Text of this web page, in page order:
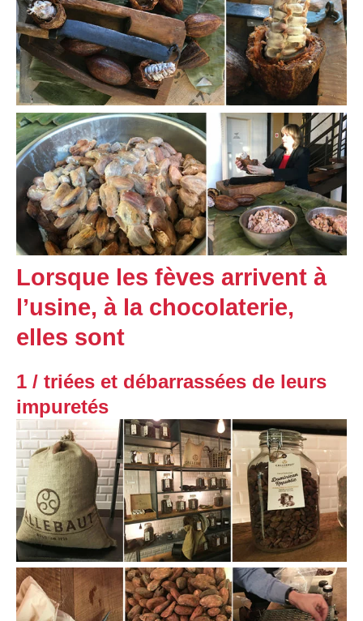
Lorsque les fèves arrivent à
l’usine, à la chocolaterie,
elles sont
1 / triées et débarrassées de leurs
impuretés